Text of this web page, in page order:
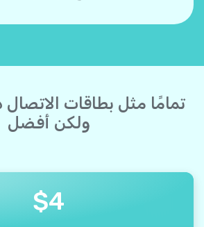
تمامًا مثل بطاقات الاتصال
ولكن أفضل
$4